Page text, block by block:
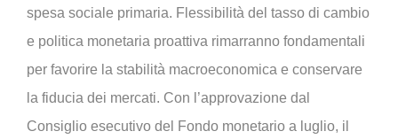
spesa sociale primaria. Flessibilità del tasso di cambio
e politica monetaria proattiva rimarranno fondamentali
per favorire la stabilità macroeconomica e conservare
la fiducia dei mercati. Con l’approvazione dal
Consiglio esecutivo del Fondo monetario a luglio, il